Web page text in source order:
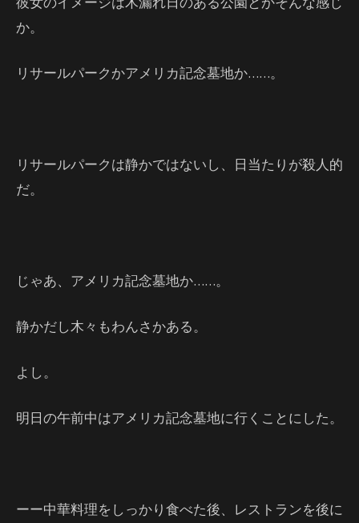
か。
リサールパークかアメリカ記念墓地か……。
リサールパークは静かではないし、日当たりが殺人的
だ。
じゃあ、アメリカ記念墓地か……。
静かだし木々もわんさかある。
よし。
明日の午前中はアメリカ記念墓地に行くことにした。
ーー中華料理をしっかり食べた後、レストランを後に